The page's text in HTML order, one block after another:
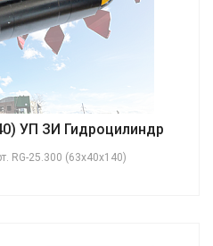
УП ЗИ Гидроцилиндр
RG-25.300 (63х40х140)